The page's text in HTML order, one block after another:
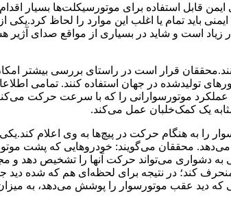
ایمن قابل استفاده برای موتورسیکلت‌ها بسیار
باید تمام یا اغلب این موارد را لحاظ کرد.یکی
است و شاید در بسیاری از مواقع صدای آژیر
قرار است در راستای بررسی بیشتر
تولید‌شده در جهان استفاده کنند. تمامی
موتورسوارانی را که با سرعت حرکت
یک کمک‌خلبان عمل می‌کند.
به هنگام حرکت در پیچ‌‌ها به وی اعلام کند.یکی
محققان می‌گویند: خودروهایی که پشت
به دشواری می‌تواند حرکت آنها را تشخیص دهد و
کند؛ در نتیجه برای لحظه‌ای هم که شده دید
که دید عقب موتورسوار را پوشش می‌دهد، به